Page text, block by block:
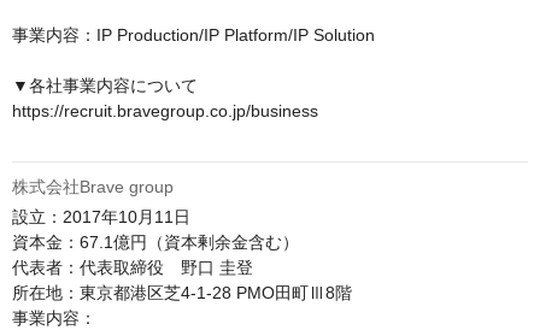
事業内容：IP Production/IP Platform/IP Solution
▼各社事業内容について
https://recruit.bravegroup.co.jp/business
株式会社Brave group
設立：2017年10月11日
資本金：67.1億円（資本剰余金含む）
代表者：代表取締役　野口 圭登
所在地：東京都港区芝4-1-28 PMO田町Ⅲ8階
事業内容：